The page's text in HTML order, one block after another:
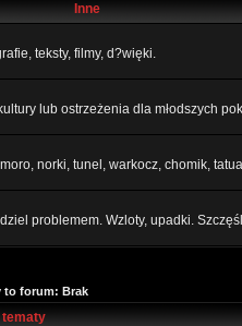
Inne
teksty, filmy, d?więki.
lub ostrzeżenia dla młodszych
norki, tunel, warkocz, chomik,
problemem. Wzloty, upadki.
to forum: Brak
tematy